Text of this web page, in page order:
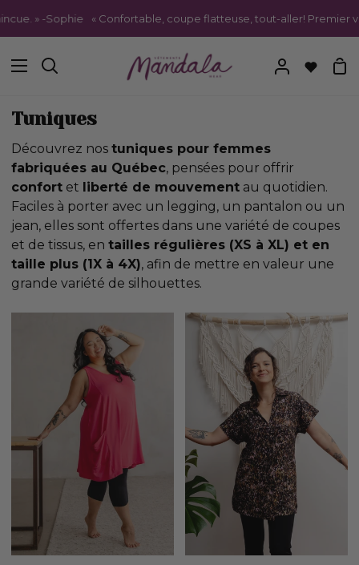
-Sophie « Confortable, coupe flatteuse, tout-aller! Premier
Recherche
Mon
Tuniques
Découvrez nostuniques pour femmes
fabriquées au Québec, pensées pour offrir
confort et liberté de mouvement au quotidien.
Faciles à porter avec un legging, un pantalon ou un
jean, elles sont offertes dans une variété de coupes
et de tissus, entailles régulières (XS à XL) et en
taille plus (1X à 4X), afin de mettre en valeur une
grande variété de silhouettes.
Tunique
chemisier
lueurs